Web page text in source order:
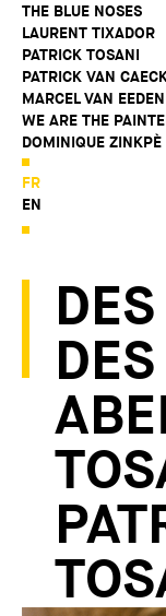
THE BLUE NOSES
LAURENT TIXADOR
PATRICK TOSANI
PATRICK VAN
MARCEL VAN EEDEN
WE ARE THE
DOMINIQUE ZINKPÈ
FR
EN
DES